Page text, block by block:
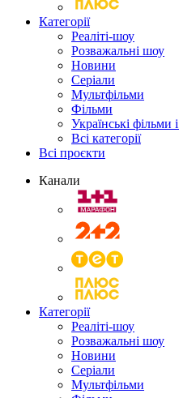
Категорії
Реаліті-шоу
Розважальні шоу
Новини
Серіали
Мультфільми
Фільми
Українські фільми
Всі категорії
Всі проєкти
Канали
Категорії
Реаліті-шоу
Розважальні шоу
Новини
Серіали
Мультфільми